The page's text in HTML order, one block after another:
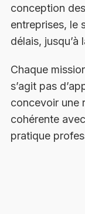
conception
entreprises, le
délais, jusqu’à
Chaque
s’agit pas
concevoir une
cohérente
pratique